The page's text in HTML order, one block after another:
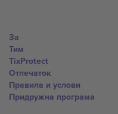
За
Тим
TixProtect
Отпечаток
Правила и услови
Придружна програма